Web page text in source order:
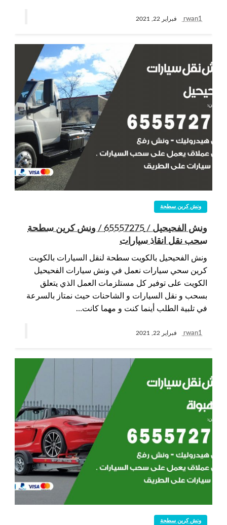
rwan1 فبراير 22, 2021
ونش كرين سطحة
ونش الفحيحيل / 65557275 / ونش كرين سطحة
سحب نقل انقاذ سيارات
ونش الفحيحيل بالكويت سطحة لنقل السيارات بالكويت
كرين سحي سيارات نعمل في ونش سيارات الفحيحيل
الكويت على توفير كل مستلزمات العمل الذي يتعلق
بسحب و نقل السيارات و الشاحنات حيث نمتاز بالسرعة
في تلبية الطلب أينما كنت و مهما كانت…
rwan1 فبراير 22, 2021
ونش كرين سطحة